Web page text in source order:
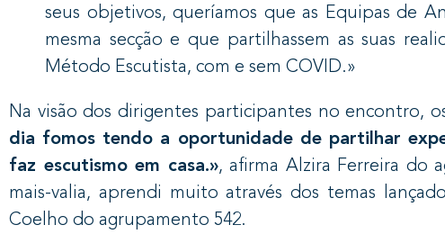
seus objetivos, queríamos que as Equipas de
mesma secção e que partilhassem as suas
Método Escutista, com e sem COVID.»
Na visão dos dirigentes participantes no encontro,
dia fomos tendo a oportunidade de partilhar
faz escutismo em casa.», afirma Alzira Ferreira do
mais-valia, aprendi muito através dos temas
Coelho do agrupamento 542.